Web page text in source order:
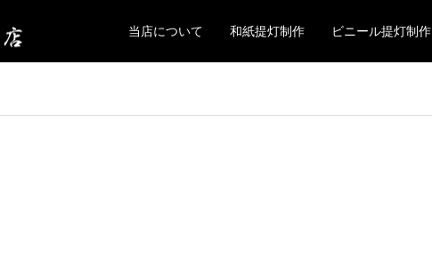
当店について 和紙提灯制作 ビニール提灯制作